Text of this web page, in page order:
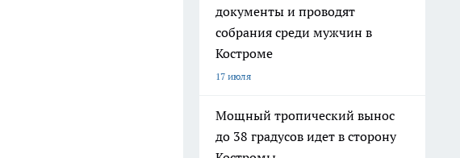
документы и проводят
собрания среди мужчин в
Костроме
17 июля
Мощный тропический вынос
до 38 градусов идет в сторону